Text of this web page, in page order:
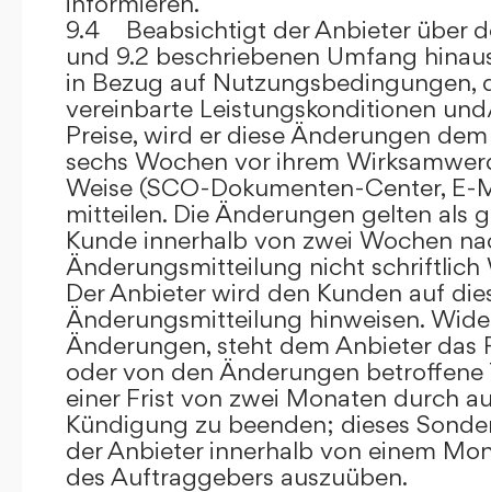
9.4 Beabsichtigt der Anbieter über
und 9.2 beschriebenen Umfang
in Bezug auf Nutzungsbedingungen,
vereinbarte Leistungskonditionen
Preise, wird er diese Änderungen
sechs Wochen vor ihrem
Weise (SCO-Dokumenten-Center, E-
mitteilen. Die Änderungen gelten als
Kunde innerhalb von zwei Wochen
Änderungsmitteilung nicht schriftlich
Der Anbieter wird den Kunden auf
Änderungsmitteilung hinweisen.
Änderungen, steht dem Anbieter das
oder von den Änderungen betroffene
einer Frist von zwei Monaten durch
Kündigung zu beenden; dieses
der Anbieter innerhalb von einem
des Auftraggebers auszuüben.